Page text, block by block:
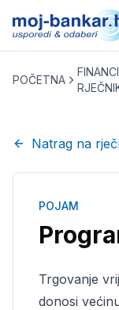
POČETNA
Natrag na
POJAM
Trgovanje
donosi